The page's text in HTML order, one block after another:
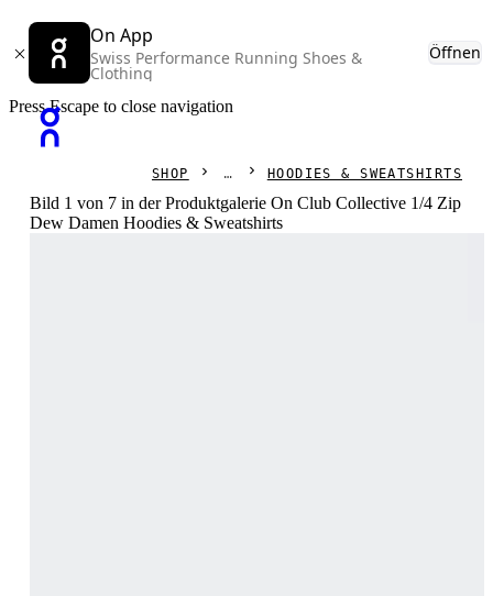
On App
Swiss Performance Running Shoes &
Clothing
Öffnen
Press Escape to close navigation
SHOP HOODIES & SWEATSHIRTS
Bild 1 von 7 in der Produktgalerie On Club Collective 1/4 Zip
Dew Damen Hoodies & Sweatshirts